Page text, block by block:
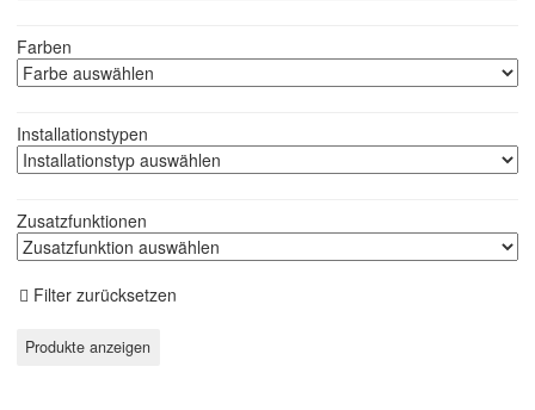
Farben
Installationstypen
Zusatzfunktionen
Filter zurücksetzen